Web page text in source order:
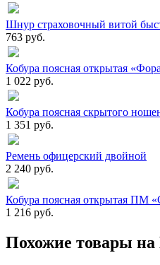
Шнур страховочный витой
763 руб.
Кобура поясная открытая
1 022 руб.
Кобура поясная скрытого
1 351 руб.
Ремень офицерский двойной
2 240 руб.
Кобура поясная открытая ПМ
1 216 руб.
Похожие товары на